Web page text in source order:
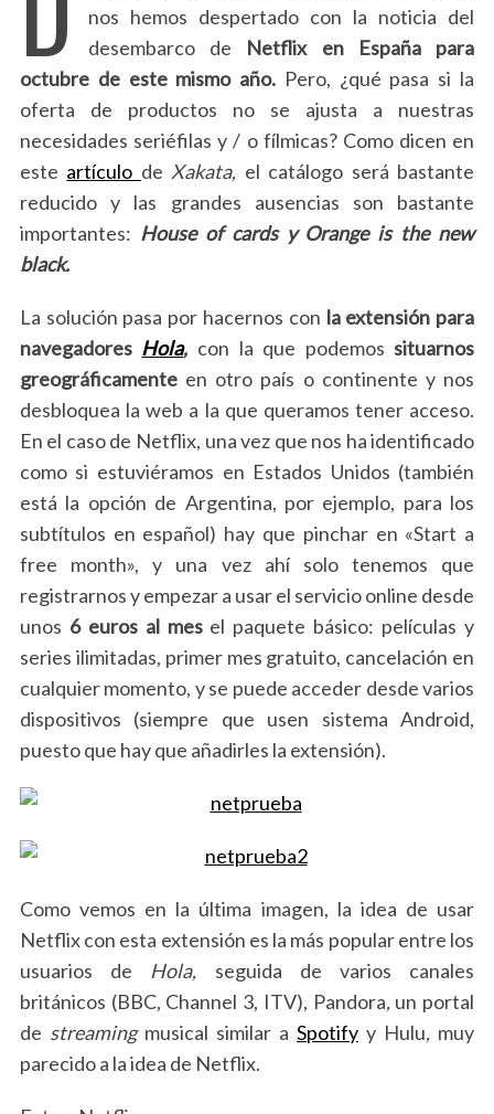
nos hemos despertado con la noticia del
desembarco de Netflix en España para
octubre de este mismo año. Pero, ¿qué pasa si la
oferta de productos no se ajusta a nuestras
necesidades seriéfilas y / o fílmicas? Como dicen en
este artículo de Xakata, el catálogo será bastante
reducido y las grandes ausencias son bastante
importantes: House of cards y Orange is the new
black.
La solución pasa por hacernos con la extensión para
navegadores Hola, con la que podemossituarnos
greográficamenteen otro país o continente y nos
desbloquea la web a la que queramos tener acceso.
En el caso de Netflix, una vez que nos ha identificado
como si estuviéramos en Estados Unidos (también
está la opción de Argentina, por ejemplo, para los
subtítulos en español) hay que pinchar en «Start a
free month», y una vez ahí solo tenemos que
registrarnos y empezar a usar el servicio online desde
unos 6 euros al mesel paquete básico: películas y
series ilimitadas, primer mes gratuito, cancelación en
cualquier momento, y se puede acceder desde varios
dispositivos (siempre que usen sistema Android,
puesto que hay que añadirles la extensión).
Como vemos en la última imagen, la idea de usar
Netflix con esta extensión es la más popular entre los
usuarios de Hola, seguida de varios canales
británicos (BBC, Channel 3, ITV), Pandora, un portal
de streamingmusical similar aSpotify y Hulu, muy
parecido a la idea de Netflix.